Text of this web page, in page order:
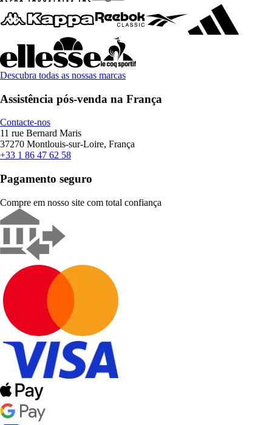
Descubra todas as nossas marcas
Assistência pós-venda na França
Contacte-nos
11 rue Bernard Maris
37270 Montlouis-sur-Loire, França
+33 1 86 47 62 58
Pagamento seguro
Compre em nosso site com total confiança